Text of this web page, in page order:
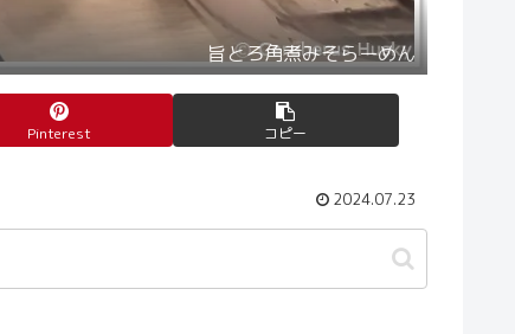
旨とろ角煮みそらーめん
Pinterest コピー
2024.07.23